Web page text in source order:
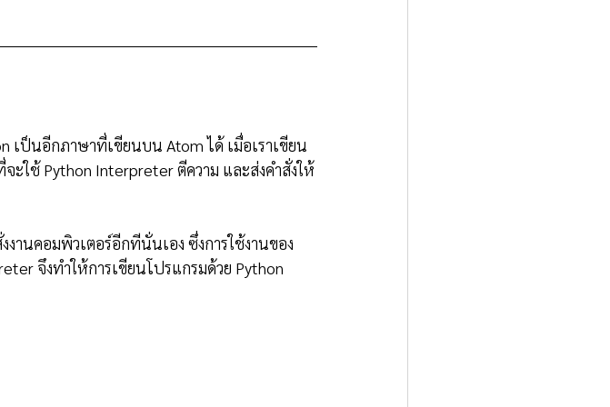
เป็นอีกภาษาที่เขียนบน Atom ได้ เมื่อเราเขียน
ะใช้ Python Interpreter ตีความ และส่งคำสั่งให้
านคอมพิวเตอร์อีกทีนั่นเอง ซึ่งการใช้งานของ
จึงทำให้การเขียนโปรแกรมด้วย Python